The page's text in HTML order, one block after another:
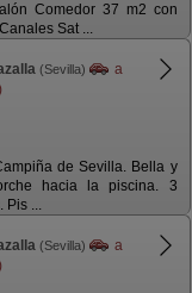
Comedor 37 m2 con
Sat ...
(Sevilla)
a
de Sevilla. Bella y
hacia la piscina. 3
Pis ...
(Sevilla)
a